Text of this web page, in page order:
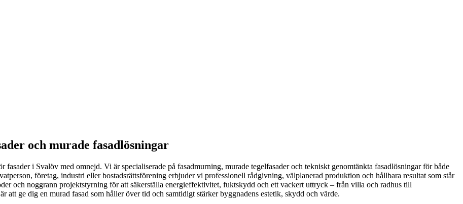
och murade fasadlösningar
i Svalöv med omnejd. Vi är specialiserade på fasadmurning, murade tegelfasader och tekniskt genomtänkta fasadlösningar för både
företag, industri eller bostadsrättsförening erbjuder vi professionell rådgivning, välplanerad produktion och hållbara resultat som står
och noggrann projektstyrning för att säkerställa energieffektivitet, fuktskydd och ett vackert uttryck – från villa och radhus till
att ge dig en murad fasad som håller över tid och samtidigt stärker byggnadens estetik, skydd och värde.